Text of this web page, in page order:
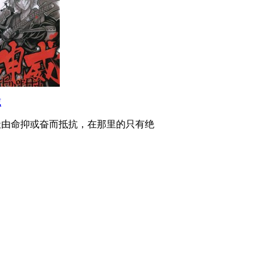
命抑或奋而抵抗，在那里的只有绝